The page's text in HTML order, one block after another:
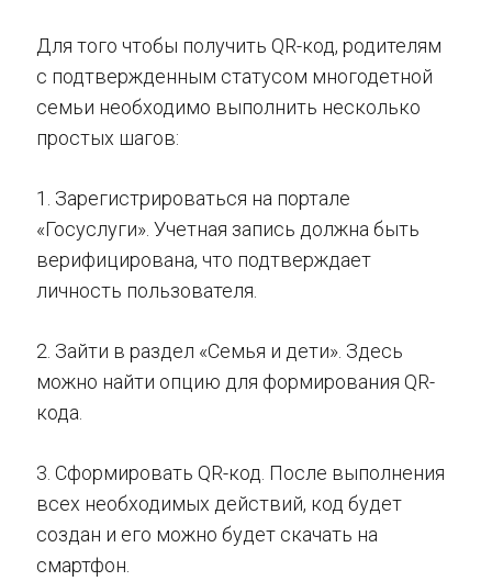
Для того чтобы получить QR-код, родителям
с подтвержденным статусом многодетной
семьи необходимо выполнить несколько
простых шагов:
1. Зарегистрироваться на портале
«Госуслуги». Учетная запись должна быть
верифицирована, что подтверждает
личность пользователя.
2. Зайти в раздел «Семья и дети». Здесь
можно найти опцию для формирования QR-
кода.
3. Сформировать QR-код. После выполнения
всех необходимых действий, код будет
создан и его можно будет скачать на
смартфон.